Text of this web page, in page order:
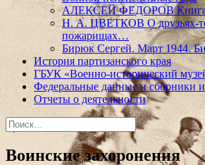
АЛЕКСЕЙ ФЕДОРОВ Книга
Н. А. ЦВЕТКОВ О друзьях-
пожарищах…
Бирюк Сергей. Март 1944.
История партизанского края
ГБУК «Военно-исторический
Федеральные данные и сборники
Отчеты о деятельности
Найти:
Воинские захоронения